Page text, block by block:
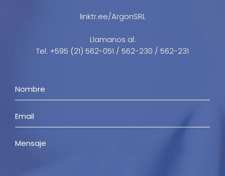
linktr.ee/ArgonSRL
Llamanos al:
Tel: +595 (21) 562-051 / 562-230 / 562-231